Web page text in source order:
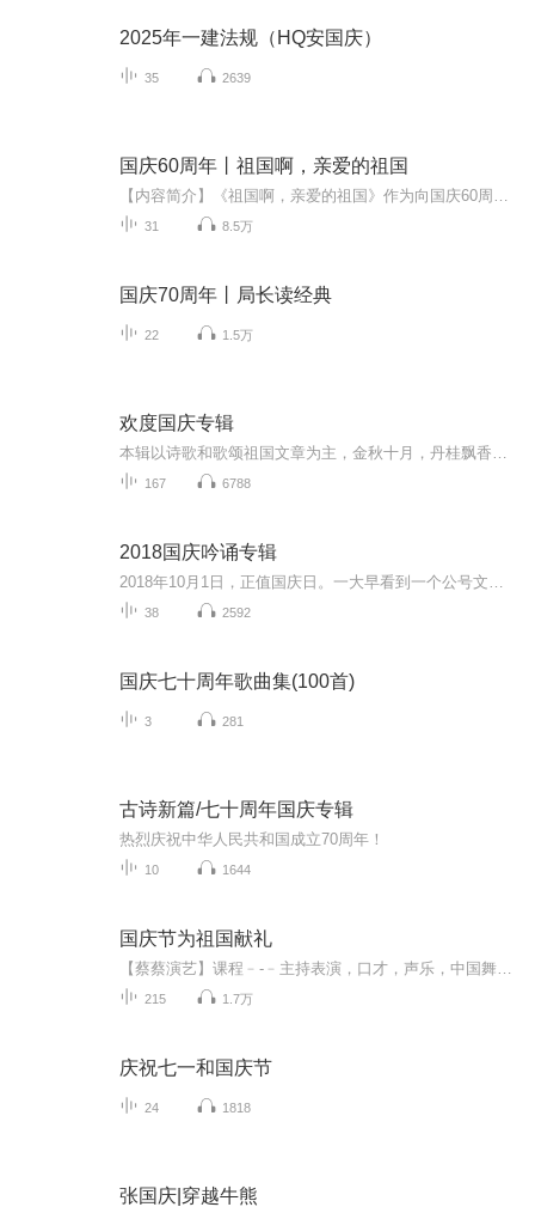
2025年一建法规（HQ安国庆）
35 2639
国庆60周年丨祖国啊，亲爱的祖国
31 8.5万
国庆70周年丨局长读经典
22 1.5万
欢度国庆专辑
167 6788
2018国庆吟诵专辑
38 2592
国庆七十周年歌曲集(100首)
3 281
古诗新篇/七十周年国庆专辑
热烈庆祝中华人民共和国成立70周年！
10 1644
国庆节为祖国献礼
215 1.7万
庆祝七一和国庆节
24 1818
张国庆|穿越牛熊